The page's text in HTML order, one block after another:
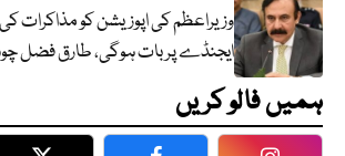
وزیراعظم کی اپوزیشن کو مذاکرات
ایجنڈے پر بات ہوگی، طارق فضل
ہمیں فالو کریں